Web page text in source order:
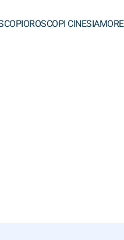
OROSCOPI CINESIAMORE